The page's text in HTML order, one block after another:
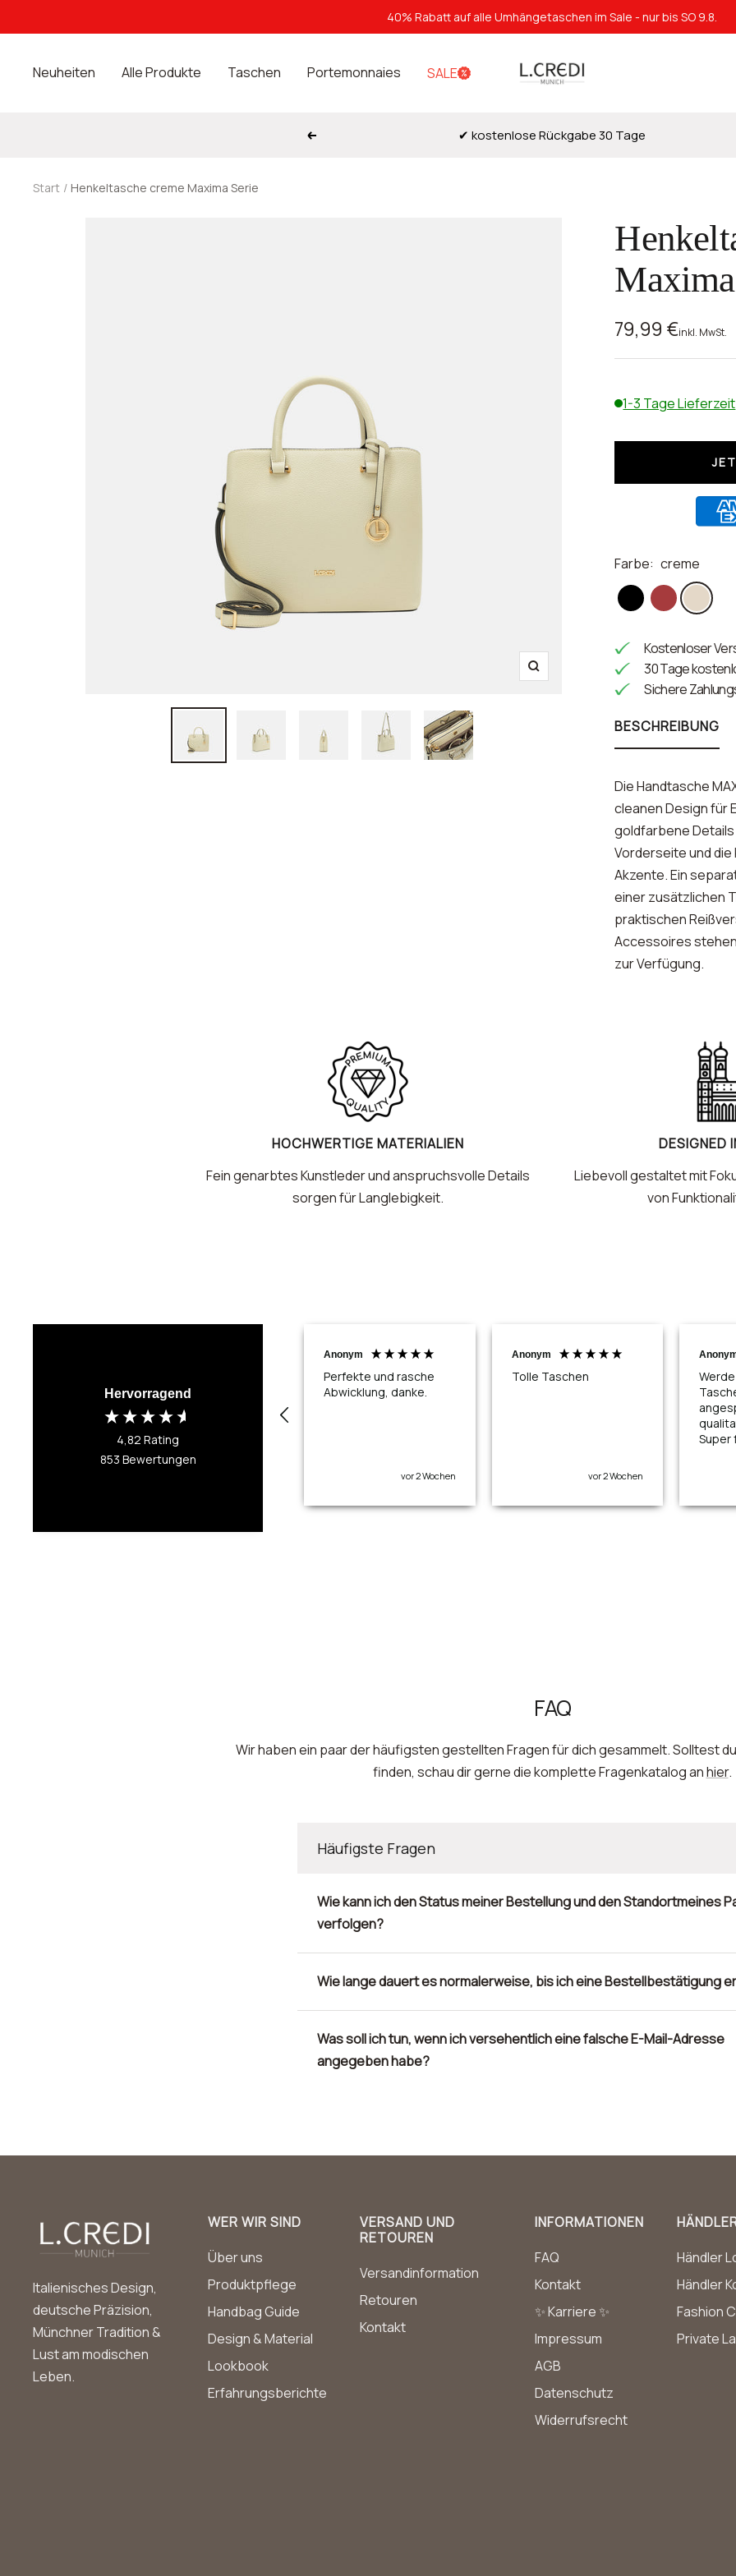
zum
40% Rabatt auf alle Umhängetaschen im Sale - nur bis SO 9.8.
Neuheiten Alle Produkte Taschen Portemonnaies SALE
L.Credi
Zurück ✔ kostenlose Rückgabe 30 Tage
Start Henkeltasche creme Maxima Serie
Zoom
Angebotspreis
79,99 €inkl. MwSt.
1-3 Tage Lieferzeit
Farbe: creme
schwarz
rot creme
Kostenloser
30 Tage
Sichere
BESCHREIBUNG
Die Handtasche
cleanen Design für
goldfarbene Details
Vorderseite und
Akzente. Ein
einer zusätzlichen
praktischen
Accessoires
zur Verfügung.
HOCHWERTIGE MATERIALIEN
Fein genarbtes Kunstleder und anspruchsvolle Details
sorgen für Langlebigkeit.
DESIGNED
Liebevoll gestaltet mit
von
Hervorragend
4,82 Rating
853 Bewertungen
Anonym
Perfekte und rasche
Abwicklung, danke.
vor 2 Wochen
Anonym
Tolle Taschen
vor 2 Wochen
Super
FAQ
Wir haben ein paar der häufigsten gestellten Fragen für dich gesammelt. Solltest
finden, schau dir gerne die komplette Fragenkatalog anhier.
Häufigste Fragen
Wie kann ich den Status meiner Bestellung und den Standortmeines
verfolgen?
Wie lange dauert es normalerweise, bis ich eine Bestellbestätigung
Was soll ich tun, wenn ich versehentlich eine falsche E-Mail-Adresse
angegeben habe?
Italienisches Design,
deutsche Präzision,
Münchner Tradition &
Lust am modischen
Leben.
WER WIR SIND
Über uns
Produktpflege
Handbag Guide
Design & Material
Lookbook
Erfahrungsberichte
VERSAND UND
RETOUREN
Versandinformation
Retouren
Kontakt
INFORMATIONEN
FAQ
Kontakt
✨ Karriere ✨
Impressum
AGB
Datenschutz
Widerrufsrecht
Händler
Händler
Fashion
Private